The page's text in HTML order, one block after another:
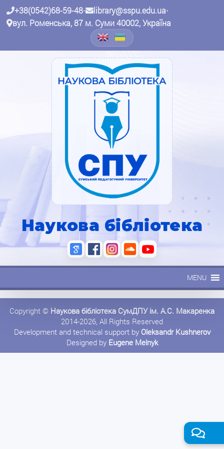
+38(0542)68-59-48• library@sspu.edu.ua•
вул. Роменська, 87 м. Суми 40002, Україна
Наукова бібліотека
MENU
Copyright © Наукова бібліотека СумДПУ ім. А.С. Макаренка
2014-2026, All Rights Reserved
Development and technical support by Oleksandr Kushnerov
Designed by Eugene Melnyk